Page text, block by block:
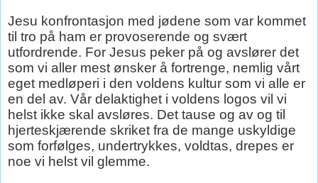
Jesu konfrontasjon med jødene som var kommet
til tro på ham er provoserende og svært
utfordrende. For Jesus peker på og avslører det
som vi aller mest ønsker å fortrenge, nemlig vårt
eget medløperi i den voldens kultur som vi alle er
en del av. Vår delaktighet i voldens logos vil vi
helst ikke skal avsløres. Det tause og av og til
hjerteskjærende skriket fra de mange uskyldige
som forfølges, undertrykkes, voldtas, drepes er
noe vi helst vil glemme.